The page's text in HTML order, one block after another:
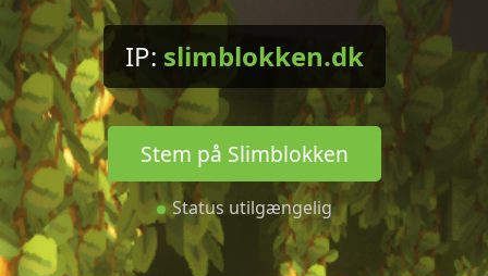
IP: slimblokken.dk
Stem på Slimblokken
Status utilgængelig